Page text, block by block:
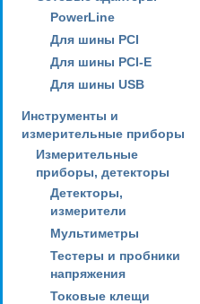
PowerLine
Для шины PCI
Для шины PCI-E
Для шины USB
Инструменты и
измерительные приборы
Измерительные
приборы, детекторы
Детекторы,
измерители
Мультиметры
Тестеры и пробники
напряжения
Токовые клещи